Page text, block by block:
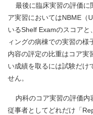
最後に臨床実習の評価に
ア実習においてはNBME（
いるShelf Examのスコア
ィングの病棟での実習の様
内容の評定の比重はコア実
い成績を取るには試験だけ
せん。
内科のコア実習の評価
従事者としてどれだけ「